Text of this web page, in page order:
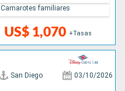
US$ 1,070 +Tasas
Camarotes familiares
San Diego 03/10/2026